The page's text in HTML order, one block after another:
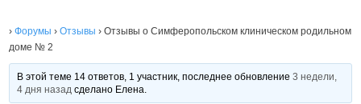
› Форумы › Отзывы › Отзывы о Симферопольском клиническом родильном
доме № 2
В этой теме 14 ответов, 1 участник, последнее обновление3 недели,
4 дня назад сделано Елена.